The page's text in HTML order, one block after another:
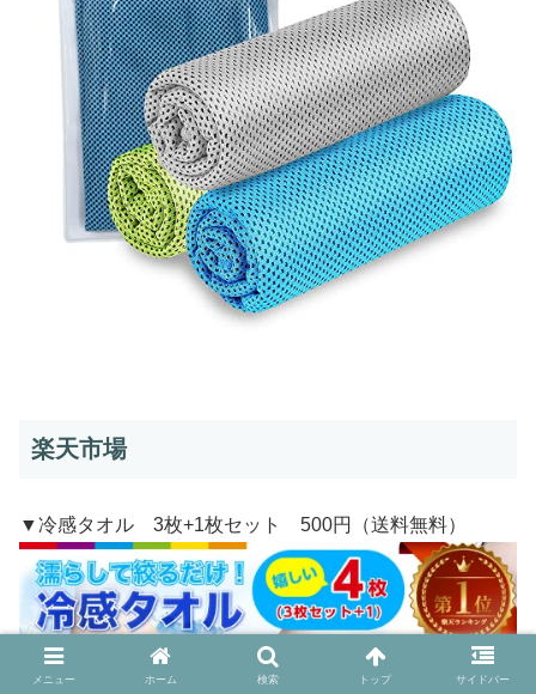
楽天市場
▼冷感タオル 3枚+1枚セット 500円（送料無料）
メニュー ホーム 検索 トップ サイドバー